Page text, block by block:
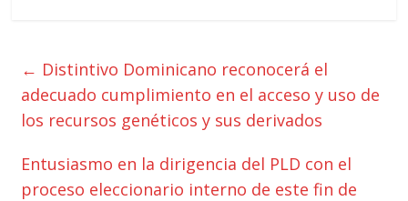
← Distintivo Dominicano reconocerá el
adecuado cumplimiento en el acceso y uso de
los recursos genéticos y sus derivados
Entusiasmo en la dirigencia del PLD con el
proceso eleccionario interno de este fin de